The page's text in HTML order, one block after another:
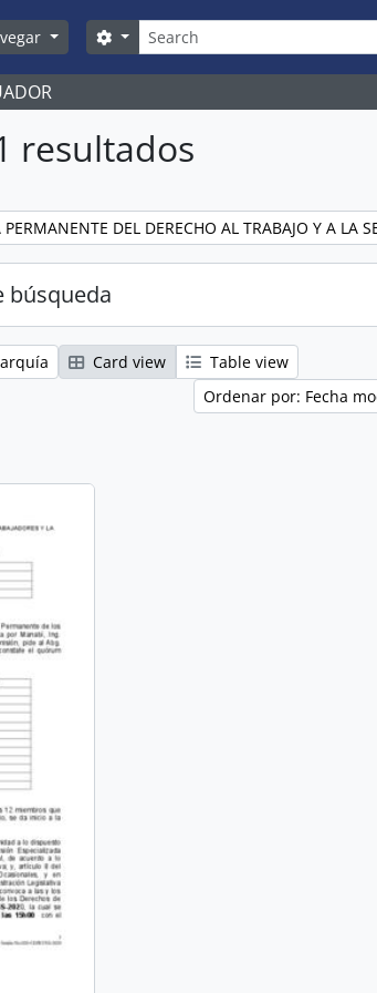
Búsqueda
Search options
resultados
DEL DERECHO AL TRABAJO Y A LA
búsqueda
Card view
Table view
Ordenar por: Fecha